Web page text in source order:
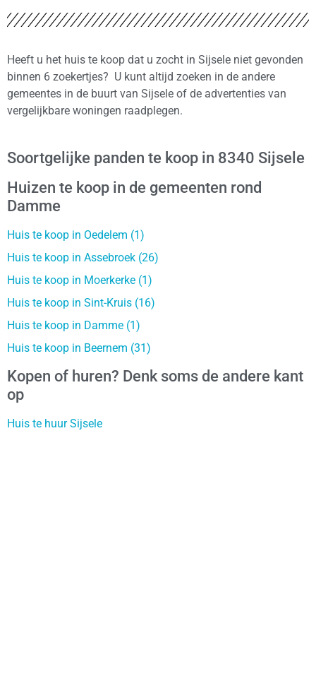
Heeft u het huis te koop dat u zocht in Sijsele niet gevonden
binnen 6 zoekertjes? U kunt altijd zoeken in de andere
gemeentes in de buurt van Sijsele of de advertenties van
vergelijkbare woningen raadplegen.
Soortgelijke panden te koop in 8340 Sijsele
Huizen te koop in de gemeenten rond
Damme
Huis te koop in Oedelem (1)
Huis te koop in Assebroek (26)
Huis te koop in Moerkerke (1)
Huis te koop in Sint-Kruis (16)
Huis te koop in Damme (1)
Huis te koop in Beernem (31)
Kopen of huren? Denk soms de andere kant
op
Huis te huur Sijsele